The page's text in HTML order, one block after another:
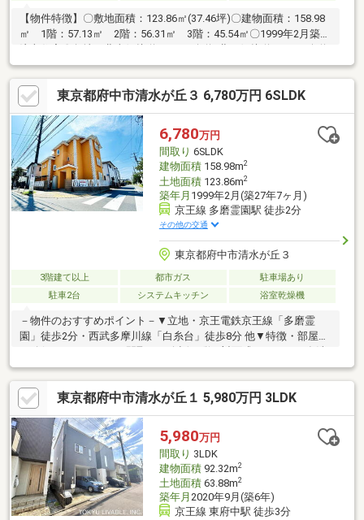
【物件特徴】〇敷地面積：123.86㎡(37.46坪)〇建物面積：158.98
㎡ 1階：57.13㎡ 2階：56.31㎡ 3階：45.54㎡〇1999年2月築の
〇第一種中高層住居専用地域〇駐車場／カースペース2台（車種に
よる）〇内外装補修履歴等有・2015年4月 屋根、外壁塗装・
2017年4月 1階東側居室を和室から洋室へリフォーム・2017年4
月 2階和室の畳交換・2023年4月 給湯器交換〇生活に便利な設
備・ビルトイン食洗器、キッチンディスポーザー・電動シャッタ
ー（1階納戸および西側居室）等・屋根付サイクルポート
東京都府中市清水が丘３ 6,780万円 6SLDK
6,780万円
間取り 6SLDK
建物面積158.98m2
土地面積123.86m2
築年月 1999年2月(築27年7ヶ月)
京王線 多磨霊園駅 徒歩2分
その他の交通
東京都府中市清水が丘３
3階建て以上 都市ガス
駐車場あり
駐車2台
システムキッチン 浴室乾燥機
－物件のおすすめポイント－▼立地・京王電鉄京王線「多磨霊
園」徒歩2分・西武多摩川線「白糸台」徒歩8分 他▼特徴・部屋数
機・ディスポーザー付・約8.0帖和室は客間など多用途に利用可
能・雨の日にも洗濯物を乾かせる浴室乾燥機付▼周辺環境・府中
市立府中第四小学校 徒歩6分(約460m)・セブンイレブン清水が丘
店 徒歩2分(約140m)※本物件の建蔽率は、角地緩和により70％に
緩和されています。■ ご希望の住まい探しをお手伝いします
━━━━━・・・物件の詳細・ご相談はお気軽にお問い合わせく
ださい。
東京都府中市清水が丘１ 5,980万円 3LDK
5,980万円
間取り 3LDK
建物面積92.32m2
土地面積63.88m2
築年月 2020年9月(築6年)
京王線 東府中駅 徒歩3分